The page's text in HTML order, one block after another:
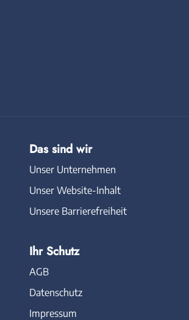
Das sind wir
Unser Unternehmen
Unser Website-Inhalt
Unsere Barrierefreiheit
Ihr Schutz
AGB
Datenschutz
Impressum